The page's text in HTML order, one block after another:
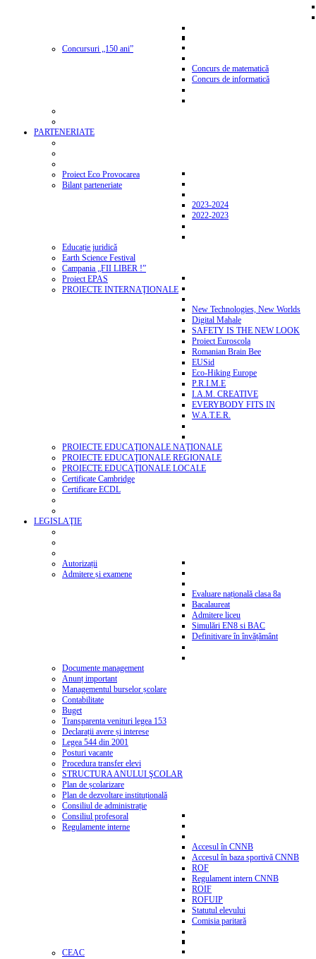
Concursuri „150 ani”
Concurs de matematică
Concurs de informatică
PARTENERIATE
Proiect Eco Provocarea
Bilanț parteneriate
2023-2024
2022-2023
Educație juridică
Earth Science Festival
Campania „FII LIBER !”
Proiect EPAS
PROIECTE INTERNAŢIONALE
New Technologies, New Worlds
Digital Mahale
SAFETY IS THE NEW LOOK
Proiect Euroscola
Romanian Brain Bee
EUSid
Eco-Hiking Europe
P.R.I.M.E
I.A.M. CREATIVE
EVERYBODY FITS IN
W.A.T.E.R.
PROIECTE EDUCAŢIONALE NAŢIONALE
PROIECTE EDUCAŢIONALE REGIONALE
PROIECTE EDUCAŢIONALE LOCALE
Certificate Cambridge
Certificare ECDL
LEGISLAŢIE
Autorizații
Admitere și examene
Evaluare națională clasa 8a
Bacalaureat
Admitere liceu
Simulări EN8 si BAC
Definitivare în învățământ
Documente management
Anunț important
Managementul burselor școlare
Contabilitate
Buget
Transparenta venituri legea 153
Declarații avere și interese
Legea 544 din 2001
Posturi vacante
Procedura transfer elevi
STRUCTURA ANULUI ŞCOLAR
Plan de școlarizare
Plan de dezvoltare instituțională
Consiliul de administrație
Consiliul profesoral
Regulamente interne
Accesul în CNNB
Accesul în baza sportivă CNNB
ROF
Regulament intern CNNB
ROIF
ROFUIP
Statutul elevului
Comisia paritară
CEAC